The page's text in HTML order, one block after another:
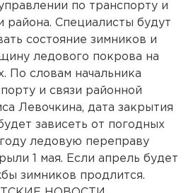
по транспорту и
района. Специалисты будут
состояние зимников и
ледового покрова на
По словам начальника
и связи районной
Левочкина, дата закрытия
зависеть от погодных
ледовую переправу
1 мая. Если апрель будет
зимников продлится.